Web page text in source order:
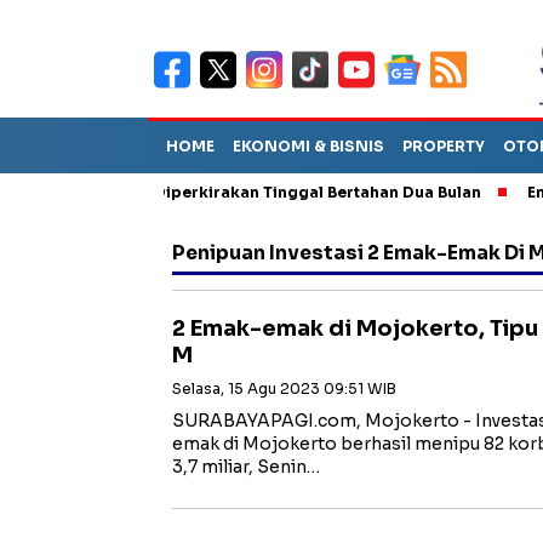
HOME EKONOMI & BISNIS PROPERTY
Sebut TPA Diperkirakan Tinggal Bertahan Dua Bulan Empat
Penipuan Investasi 2 Emak-Emak Di
2 Emak-emak di Mojokerto,
M
Selasa, 15 Agu 2023 09:51 WIB
SURABAYAPAGI.com, Mojokerto -
emak di Mojokerto berhasil menipu 82
3,7 miliar, Senin…